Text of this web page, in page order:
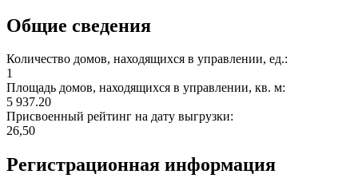
Общие сведения
Количество домов, находящихся в управлении, ед.:
1
Площадь домов, находящихся в управлении, кв. м:
5 937.20
Присвоенный рейтинг на дату выгрузки:
26,50
Регистрационная информация